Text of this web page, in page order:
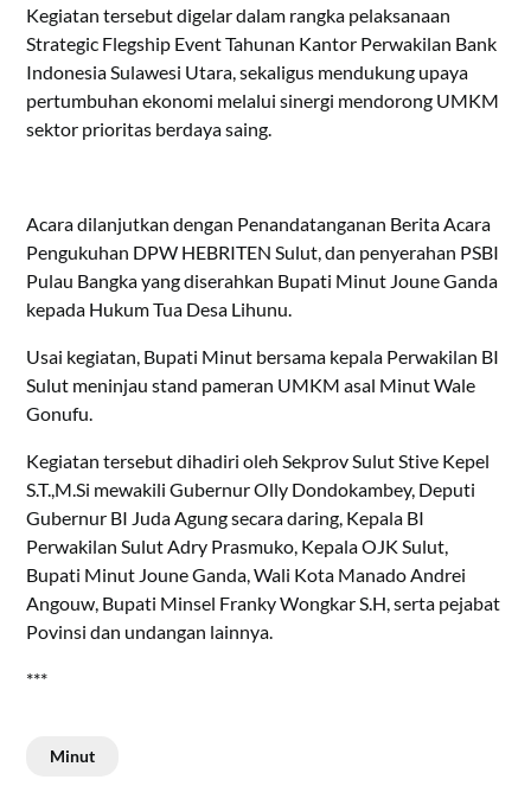
Kegiatan tersebut digelar dalam rangka pelaksanaan
Strategic Flegship Event Tahunan Kantor Perwakilan Bank
Indonesia Sulawesi Utara, sekaligus mendukung upaya
pertumbuhan ekonomi melalui sinergi mendorong UMKM
sektor prioritas berdaya saing.
Acara dilanjutkan dengan Penandatanganan Berita Acara
Pengukuhan DPW HEBRITEN Sulut, dan penyerahan PSBI
Pulau Bangka yang diserahkan Bupati Minut Joune Ganda
kepada Hukum Tua Desa Lihunu.
Usai kegiatan, Bupati Minut bersama kepala Perwakilan BI
Sulut meninjau stand pameran UMKM asal Minut Wale
Gonufu.
Kegiatan tersebut dihadiri oleh Sekprov Sulut Stive Kepel
S.T.,M.Si mewakili Gubernur Olly Dondokambey, Deputi
Gubernur BI Juda Agung secara daring, Kepala BI
Perwakilan Sulut Adry Prasmuko, Kepala OJK Sulut,
Bupati Minut Joune Ganda, Wali Kota Manado Andrei
Angouw, Bupati Minsel Franky Wongkar S.H, serta pejabat
Povinsi dan undangan lainnya.
***
Minut